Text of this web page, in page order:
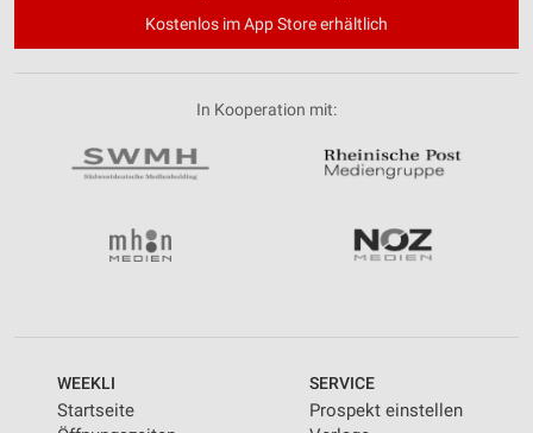
Kostenlos im App Store erhältlich
In Kooperation mit:
WEEKLI
Startseite
SERVICE
Prospekt einstellen